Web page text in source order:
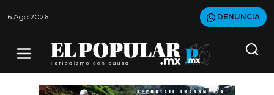
6 Ago 2026 DENUNCIA